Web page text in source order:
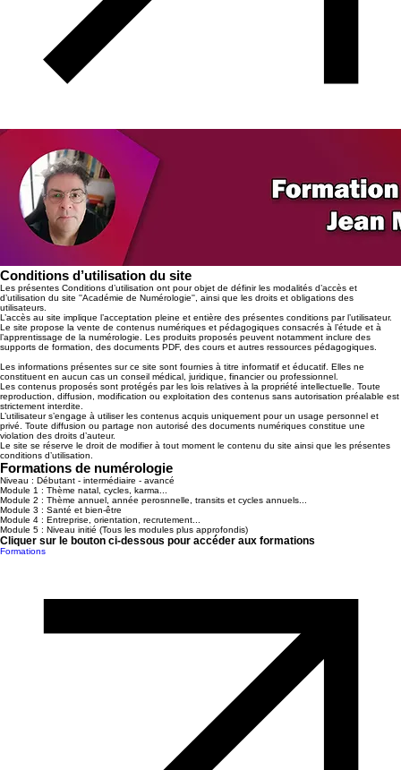
Conditions d’utilisation du site
Les présentes Conditions d’utilisation ont pour objet de définir les modalités d’accès et
d’utilisation du site ''Académie de Numérologie'', ainsi que les droits et obligations des
utilisateurs.
L’accès au site implique l’acceptation pleine et entière des présentes conditions par l’utilisateur.
Le site propose la vente de contenus numériques et pédagogiques consacrés à l’étude et à
l’apprentissage de la numérologie. Les produits proposés peuvent notamment inclure des
supports de formation, des documents PDF, des cours et autres ressources pédagogiques.
Les informations présentes sur ce site sont fournies à titre informatif et éducatif. Elles ne
constituent en aucun cas un conseil médical, juridique, financier ou professionnel.
Les contenus proposés sont protégés par les lois relatives à la propriété intellectuelle. Toute
reproduction, diffusion, modification ou exploitation des contenus sans autorisation préalable est
strictement interdite.
L’utilisateur s’engage à utiliser les contenus acquis uniquement pour un usage personnel et
privé. Toute diffusion ou partage non autorisé des documents numériques constitue une
violation des droits d’auteur.
Le site se réserve le droit de modifier à tout moment le contenu du site ainsi que les présentes
conditions d’utilisation.
Formations de numérologie
Niveau : Débutant - intermédiaire - avancé
Module 1 : Thème natal, cycles, karma...
Module 2 : Thème annuel, année perosnnelle, transits et cycles annuels...
Module 3 : Santé et bien-être
Module 4 : Entreprise, orientation, recrutement...
Module 5 : Niveau initié (Tous les modules plus approfondis)
Cliquer sur le bouton ci-dessous pour accéder aux formations
Formations